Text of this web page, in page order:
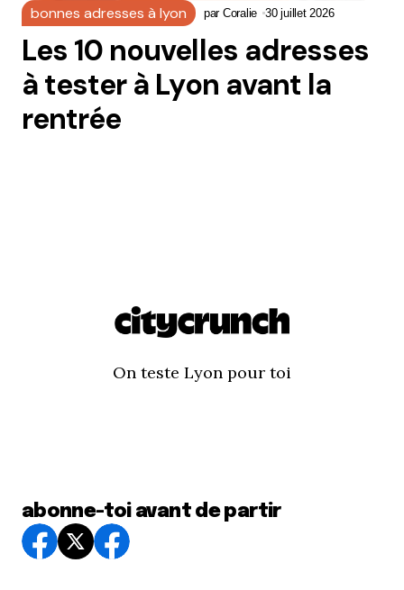
bonnes adresses à lyon par Coralie 30 juillet 2026
Les 10 nouvelles adresses
à tester à Lyon avant la
rentrée
On teste Lyon pour toi
abonne-toi avant de partir